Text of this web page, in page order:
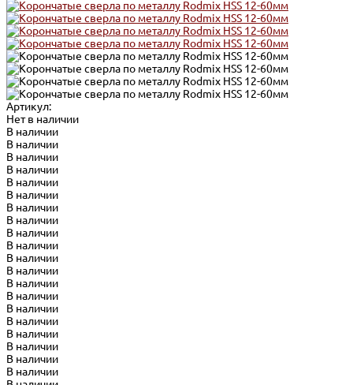
Артикул:
Нет в наличии
В наличии
В наличии
В наличии
В наличии
В наличии
В наличии
В наличии
В наличии
В наличии
В наличии
В наличии
В наличии
В наличии
В наличии
В наличии
В наличии
В наличии
В наличии
В наличии
В наличии